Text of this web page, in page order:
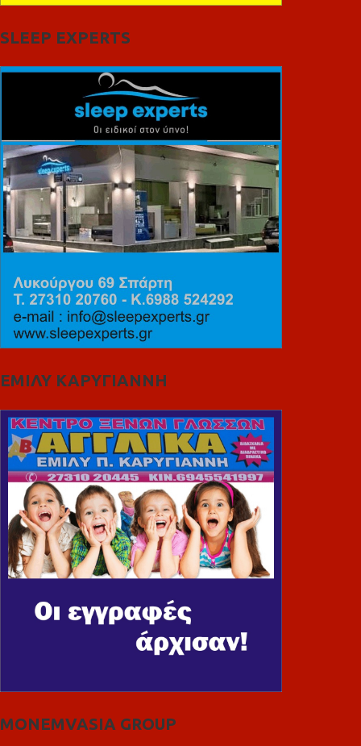
SLEEP EXPERTS
ΕΜΙΛΥ ΚΑΡΥΓΙΑΝΝΗ
MONEMVASIA GROUP